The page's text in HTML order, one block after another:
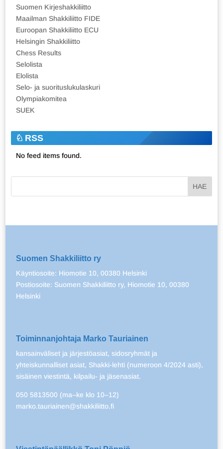
Suomen Kirjeshakkiliitto
Maailman Shakkiliitto FIDE
Euroopan Shakkiliitto ECU
Helsingin Shakkiliitto
Chess Results
Selolista
Elolista
Selo- ja suorituslukulaskuri
Olympiakomitea
SUEK
RSS
No feed items found.
Suomen Shakkiliitto ry
Käyntiosoite: Hiomotie 10, 00380 Helsinki
Postiosoite: Suomen Shakkiliitto ry, Hiomotie 10, 00380
Helsinki
Toiminnanjohtaja Marko Tauriainen
kansainväliset ja järjestöasiat, sidosryhmät ja
yhteiskunnalliset asiat, Shakki-lehti (numeroon 4/2024 asti),
sisäinen viestintä, kilpailu- ja jäsenasiat.
050 5813500 (ma–ke klo 10–12)
marko.tauriainen@shakkiliitto.fi